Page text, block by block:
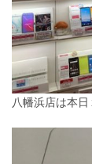
八幡浜店は本日